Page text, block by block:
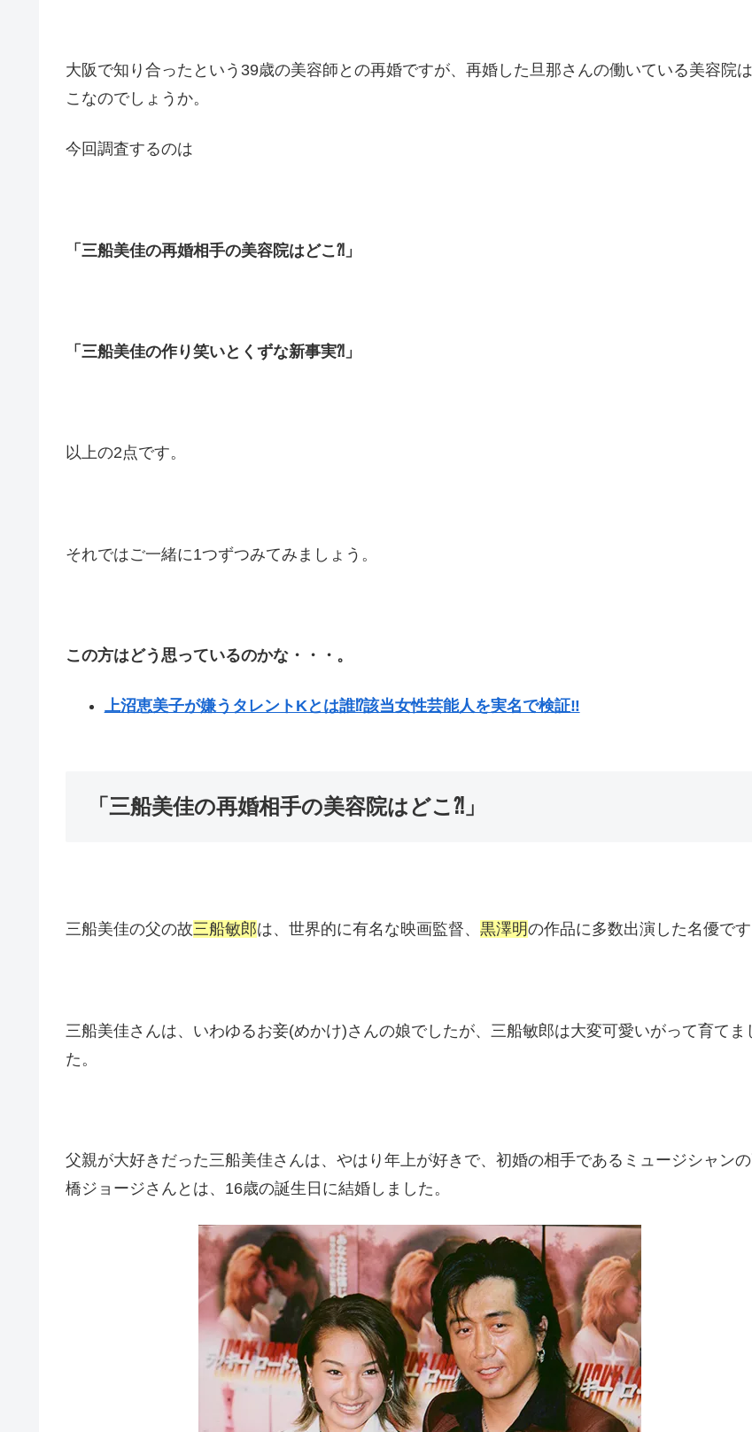
大阪で知り合ったという39歳の美容師との再婚ですが、再婚した旦那さんの働いている美容院
こなのでしょうか。
今回調査するのは
「三船美佳の再婚相手の美容院はどこ⁈」
「三船美佳の作り笑いとくずな新事実⁈」
以上の2点です。
それではご一緒に1つずつみてみましょう。
この方はどう思っているのかな・・・。
上沼恵美子が嫌うタレントKとは誰⁉︎該当女性芸能人を実名で検証‼︎
「三船美佳の再婚相手の美容院はどこ⁈」
三船美佳の父の故三船敏郎は、世界的に有名な映画監督、 黒澤明の作品に多数出演した名優です
三船美佳さんは、いわゆるお妾(めかけ)さんの娘でしたが、三船敏郎は大変可愛いがって育てま
た。
父親が大好きだった三船美佳さんは、やはり年上が好きで、初婚の相手であるミュージシャン
橋ジョージさんとは、16歳の誕生日に結婚しました。